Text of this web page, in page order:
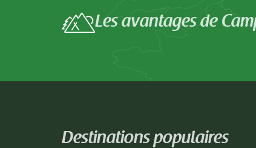
Les avantages de
Destinations populaires